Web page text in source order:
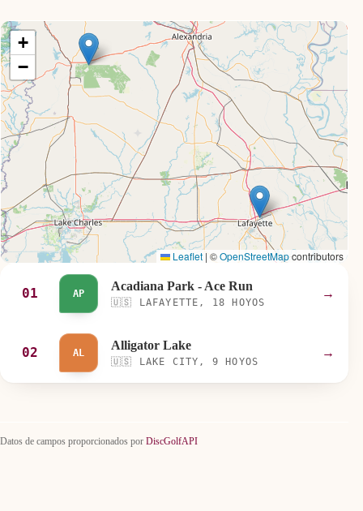
+
−
Leaflet | ©OpenStreetMapcontributors
01 AP
Acadiana Park - Ace Run
🇺🇸 LAFAYETTE, 18 HOYOS
→
02 AL
Alligator Lake
🇺🇸 LAKE CITY, 9 HOYOS
→
Datos de campos proporcionados por DiscGolfAPI